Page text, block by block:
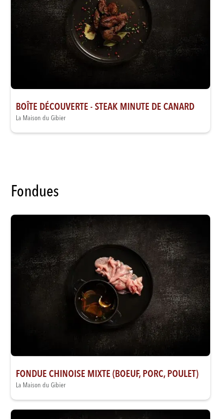
BOÎTE DÉCOUVERTE - STEAK MINUTE DE CANARD
La Maison du Gibier
Fondues
FONDUE CHINOISE MIXTE (BOEUF, PORC, POULET)
La Maison du Gibier